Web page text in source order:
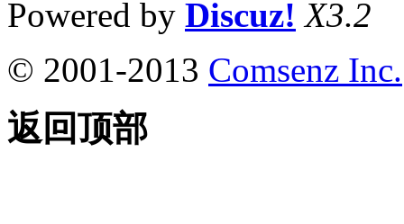
Powered by Discuz! X3.2
© 2001-2013 Comsenz Inc.
返回顶部